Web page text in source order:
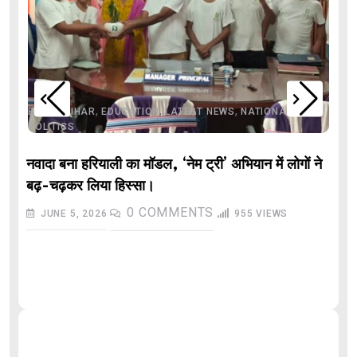
BIHAR,BIHAR, EDUCATION ,LATEST NEWS,NATIONAL
POLITICS
नवादा बना हरियाली का मॉडल, ‘नेम ट्री’ अभियान में लोगों ने
बढ़-चढ़कर लिया हिस्सा।
JUNE 5, 2026 0 COMMENTS 955 VIEWS